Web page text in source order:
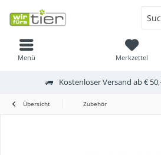
Menü Merkzettel
Kostenloser Versand ab €
Übersicht Zubehör